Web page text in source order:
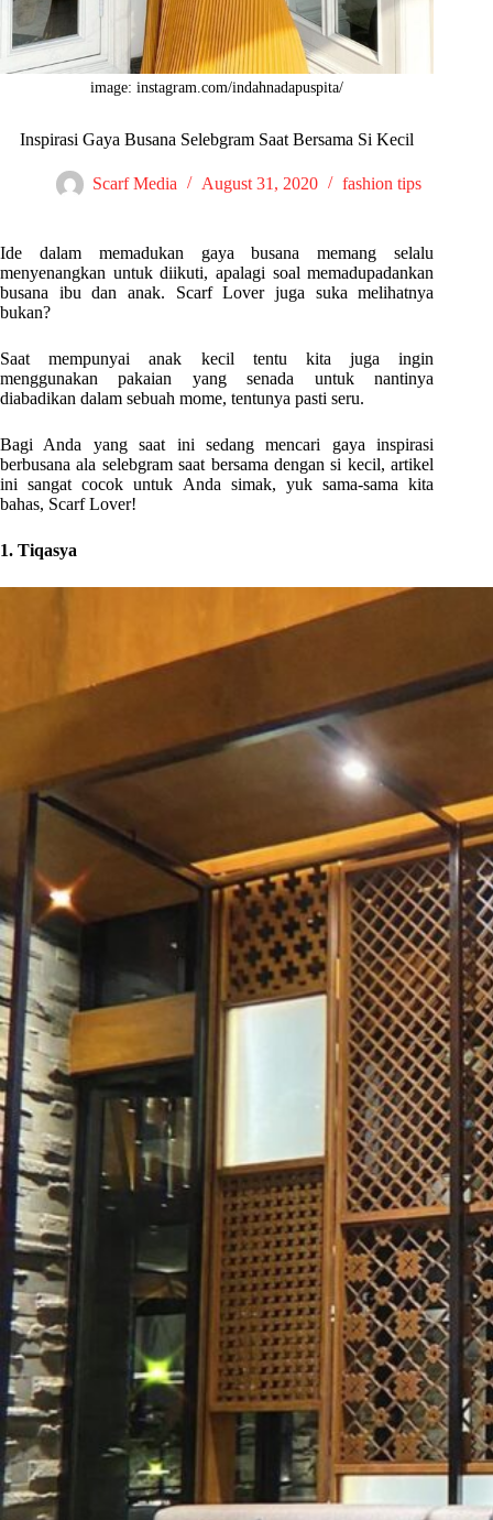
image: instagram.com/indahnadapuspita/
Inspirasi Gaya Busana Selebgram Saat Bersama Si Kecil
Scarf Media August 31, 2020 fashion tips
Ide dalam memadukan gaya busana memang selalu
menyenangkan untuk diikuti, apalagi soal memadupadankan
busana ibu dan anak. Scarf Lover juga suka melihatnya
bukan?
Saat mempunyai anak kecil tentu kita juga ingin
menggunakan pakaian yang senada untuk nantinya
diabadikan dalam sebuah mome, tentunya pasti seru.
Bagi Anda yang saat ini sedang mencari gaya inspirasi
berbusana ala selebgram saat bersama dengan si kecil, artikel
ini sangat cocok untuk Anda simak, yuk sama-sama kita
bahas, Scarf Lover!
1. Tiqasya